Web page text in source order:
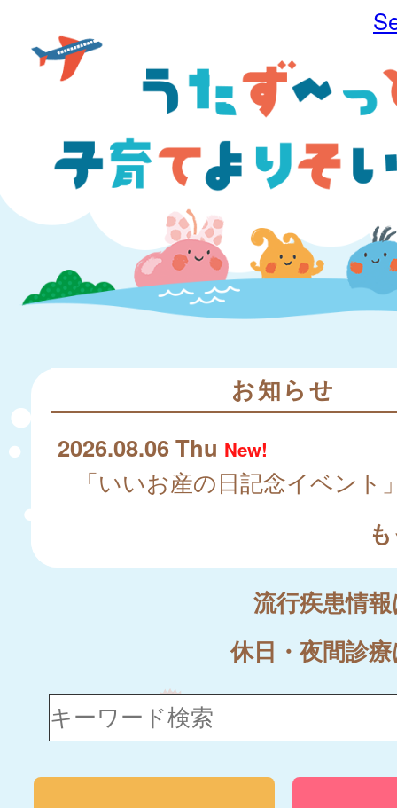
お知らせ
2026.08.06 Thu New!
流行疾患情
休日・夜間診